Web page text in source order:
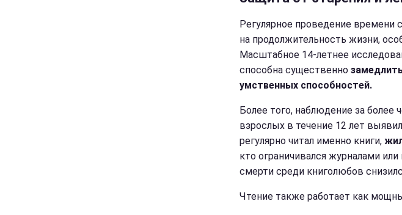
Регулярное проведение времени
на продолжительность жизни,
Масштабное 14-летнее
способна существенно
умственных способностей.
Более того, наблюдение за
взрослых в течение 12 лет
регулярно читал именно книги,
кто ограничивался журналами
смерти среди книголюбов
Чтение также работает как